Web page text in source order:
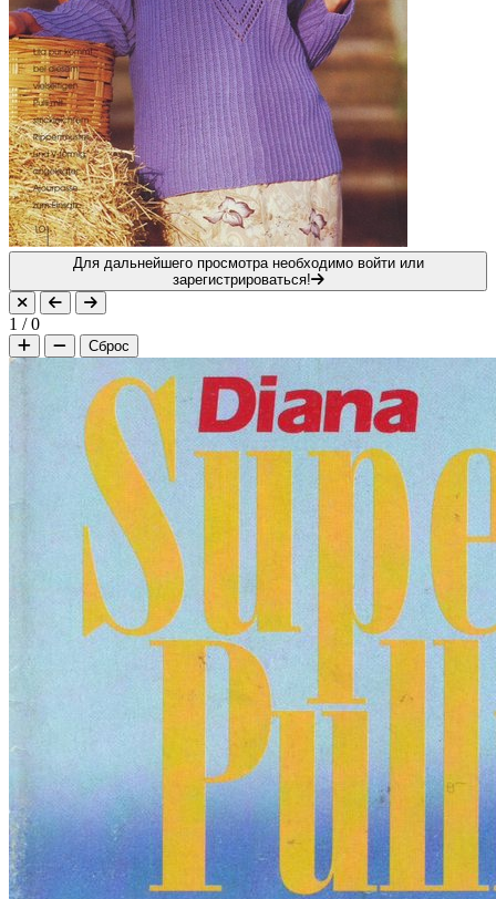
Для дальнейшего просмотра необходимо войти или
зарегистрироваться!
1 /0
Сброс